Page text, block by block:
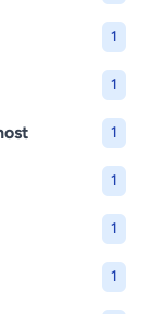
1
1
1
1
1
1